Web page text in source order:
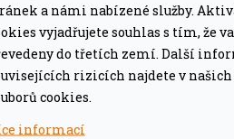
a námi nabízené služby.
vyjadřujete souhlas s tím, že
do třetích zemí. Další
rizicích najdete v našich
cookies.
informací
fritézy, lze mýt v myčce
až 75 m
MEATER Link a MEATER
přípravy potravin